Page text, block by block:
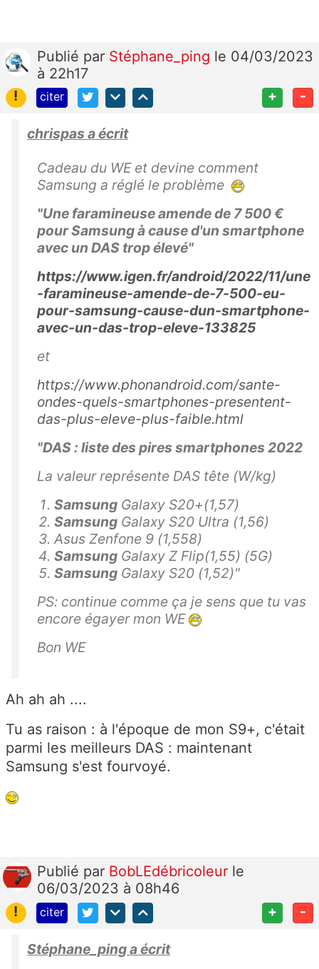
Publié par Stéphane_ping le 04/03/2023
à 22h17
!
citer + -
chrispas a écrit
Cadeau du WE et devine comment
Samsung a réglé le problème
"Une faramineuse amende de 7 500 €
pour Samsung à cause d'un smartphone
avec un DAS trop élevé"
https://www.igen.fr/android/2022/11/une
-faramineuse-amende-de-7-500-eu-
pour-samsung-cause-dun-smartphone-
avec-un-das-trop-eleve-133825
et
https://www.phonandroid.com/sante-
ondes-quels-smartphones-presentent-
das-plus-eleve-plus-faible.html
"DAS : liste des pires smartphones 2022
La valeur représente DAS tête (W/kg)
Samsung Galaxy S20+(1,57)
Samsung Galaxy S20 Ultra (1,56)
Asus Zenfone 9 (1,558)
Samsung Galaxy Z Flip(1,55) (5G)
Samsung Galaxy S20 (1,52)"
PS: continue comme ça je sens que tu vas
encore égayer mon WE
Bon WE
Ah ah ah ....
Tu as raison : à l'époque de mon S9+, c'était
parmi les meilleurs DAS : maintenant
Samsung s'est fourvoyé.
Publié par BobLEdébricoleur le
06/03/2023 à 08h46
!
citer + -
Stéphane_ping a écrit